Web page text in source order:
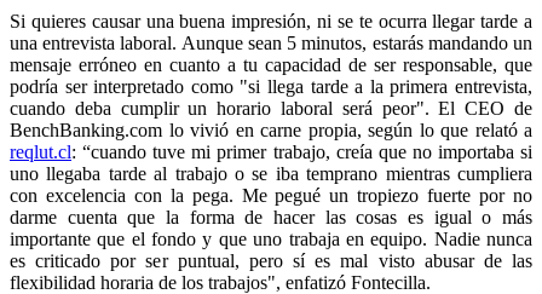
Si quieres causar una buena impresión, ni se te ocurra llegar tarde a
una entrevista laboral. Aunque sean 5 minutos, estarás mandando un
mensaje erróneo en cuanto a tu capacidad de ser responsable, que
podría ser interpretado como "si llega tarde a la primera entrevista,
cuando deba cumplir un horario laboral será peor". El CEO de
BenchBanking.com lo vivió en carne propia, según lo que relató a
reqlut.cl: “cuando tuve mi primer trabajo, creía que no importaba si
uno llegaba tarde al trabajo o se iba temprano mientras cumpliera
con excelencia con la pega. Me pegué un tropiezo fuerte por no
darme cuenta que la forma de hacer las cosas es igual o más
importante que el fondo y que uno trabaja en equipo. Nadie nunca
es criticado por ser puntual, pero sí es mal visto abusar de las
flexibilidad horaria de los trabajos", enfatizó Fontecilla.